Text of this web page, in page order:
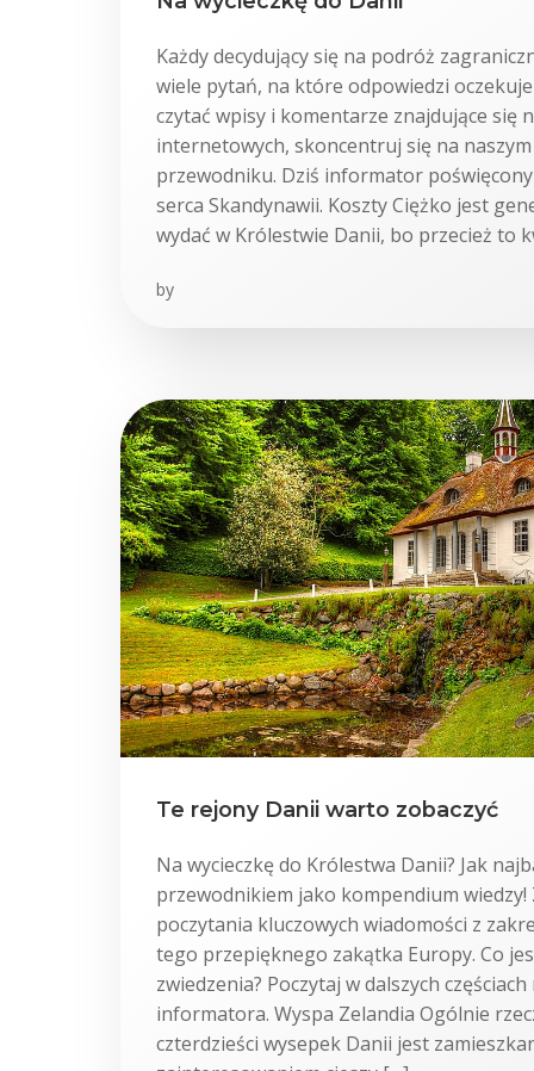
Każdy decydujący się na podróż
wiele pytań, na które odpowiedzi
czytać wpisy i komentarze znajdujące się
internetowych, skoncentruj się na
przewodniku. Dziś informator
serca Skandynawii. Koszty Ciężko jest
wydać w Królestwie Danii, bo przecież to
by
Te rejony Danii warto zobaczyć
Na wycieczkę do Królestwa Danii? Jak
przewodnikiem jako kompendium wiedzy!
poczytania kluczowych wiadomości z
tego przepięknego zakątka Europy. Co
zwiedzenia? Poczytaj w dalszych
informatora. Wyspa Zelandia Ogólnie
czterdzieści wysepek Danii jest